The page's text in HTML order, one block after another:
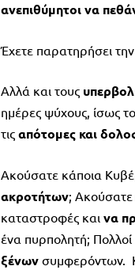
ανεπιθύμητοι να
Έχετε παρατηρήσει
Αλλά και τους
ημέρες ψύχους, ίσως το
τις απότομες και
Ακούσατε κάποια
ακροτήτων;
καταστροφές και να
ένα πυρπολητή;
ξένων συμφερόντων.